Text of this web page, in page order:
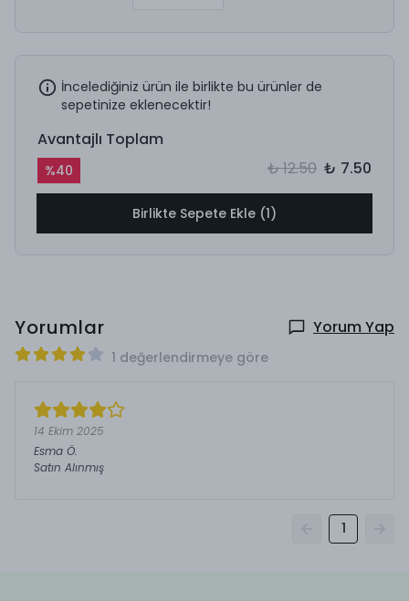
İncelediğiniz ürün ile birlikte bu ürünler de
sepetinize eklenecektir!
Avantajlı Toplam
%40 ₺ 12.50 ₺ 7.50
Birlikte Sepete Ekle (1)
Yorumlar Yorum Yap
1 değerlendirmeye göre
14 Ekim 2025
Esma Ö.
Satın Alınmış
1